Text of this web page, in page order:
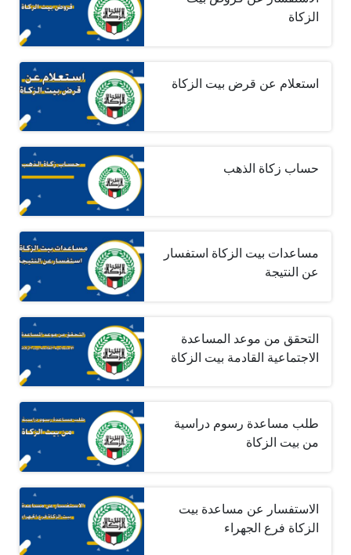
الزكاة
استعلام عن قرض بيت الزكاة
حساب زكاة الذهب
مساعدات بيت الزكاة استفسار
عن النتيجة
التحقق من موعد المساعدة
الاجتماعية القادمة بيت الزكاة
طلب مساعدة رسوم دراسية
من بيت الزكاة
الاستفسار عن مساعدة بيت
الزكاة فرع الجهراء